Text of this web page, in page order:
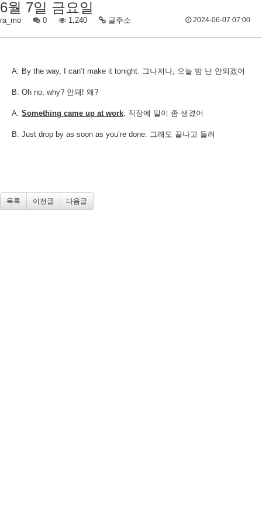
6월 7일 금요일
ra_mo 0 1,240 글주소 2024-06-07 07:00
A: By the way, I can’t make it tonight. 그나저나, 오늘 밤 난 안되겠어
B: Oh no, why? 안돼! 왜?
A: Something came up at work. 직장에 일이 좀 생겼어
B: Just drop by as soon as you’re done. 그래도 끝나고 들려​
목록 이전글 다음글